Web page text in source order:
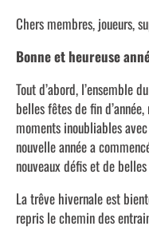
Chers membres, joueurs,
Bonne et heureuse
Tout d’abord, l’ensemble
belles fêtes de fin
moments inoubliables
nouvelle année a
nouveaux défis et de
La trêve hivernale est
repris le chemin des